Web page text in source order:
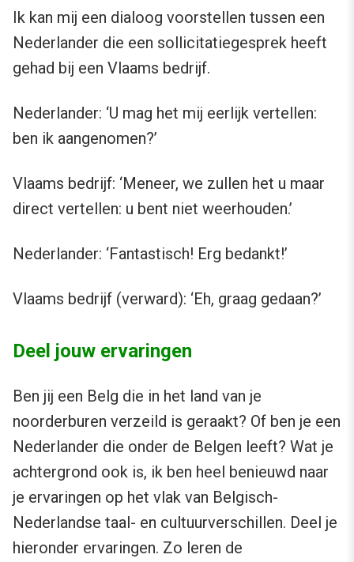
Ik kan mij een dialoog voorstellen tussen een
Nederlander die een sollicitatiegesprek heeft
gehad bij een Vlaams bedrijf.
Nederlander: ‘U mag het mij eerlijk vertellen:
ben ik aangenomen?’
Vlaams bedrijf: ‘Meneer, we zullen het u maar
direct vertellen: u bent niet weerhouden.’
Nederlander: ‘Fantastisch! Erg bedankt!’
Vlaams bedrijf (verward): ‘Eh, graag gedaan?’
Deel jouw ervaringen
Ben jij een Belg die in het land van je
noorderburen verzeild is geraakt? Of ben je een
Nederlander die onder de Belgen leeft? Wat je
achtergrond ook is, ik ben heel benieuwd naar
je ervaringen op het vlak van Belgisch-
Nederlandse taal- en cultuurverschillen. Deel je
hieronder ervaringen. Zo leren de